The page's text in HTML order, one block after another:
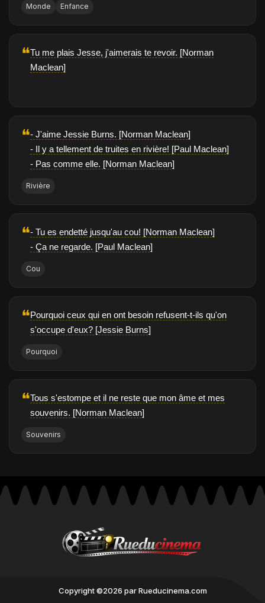
Monde Enfance
❝Tu me plais Jesse, j'aimerais te revoir. [Norman
Maclean]
❝- J'aime Jessie Burns. [Norman Maclean]
- Il y a tellement de truites en rivière! [Paul Maclean]
- Pas comme elle. [Norman Maclean]
Rivière
❝- Tu es endetté jusqu'au cou! [Norman Maclean]
- Ça ne regarde. [Paul Maclean]
Cou
❝Pourquoi ceux qui en ont besoin refusent-t-ils qu'on
s'occupe d'eux? [Jessie Burns]
Pourquoi
❝Tous s'estompe et il ne reste que mon âme et mes
souvenirs. [Norman Maclean]
Souvenirs
Copyright ©2026 par Rueducinema.com